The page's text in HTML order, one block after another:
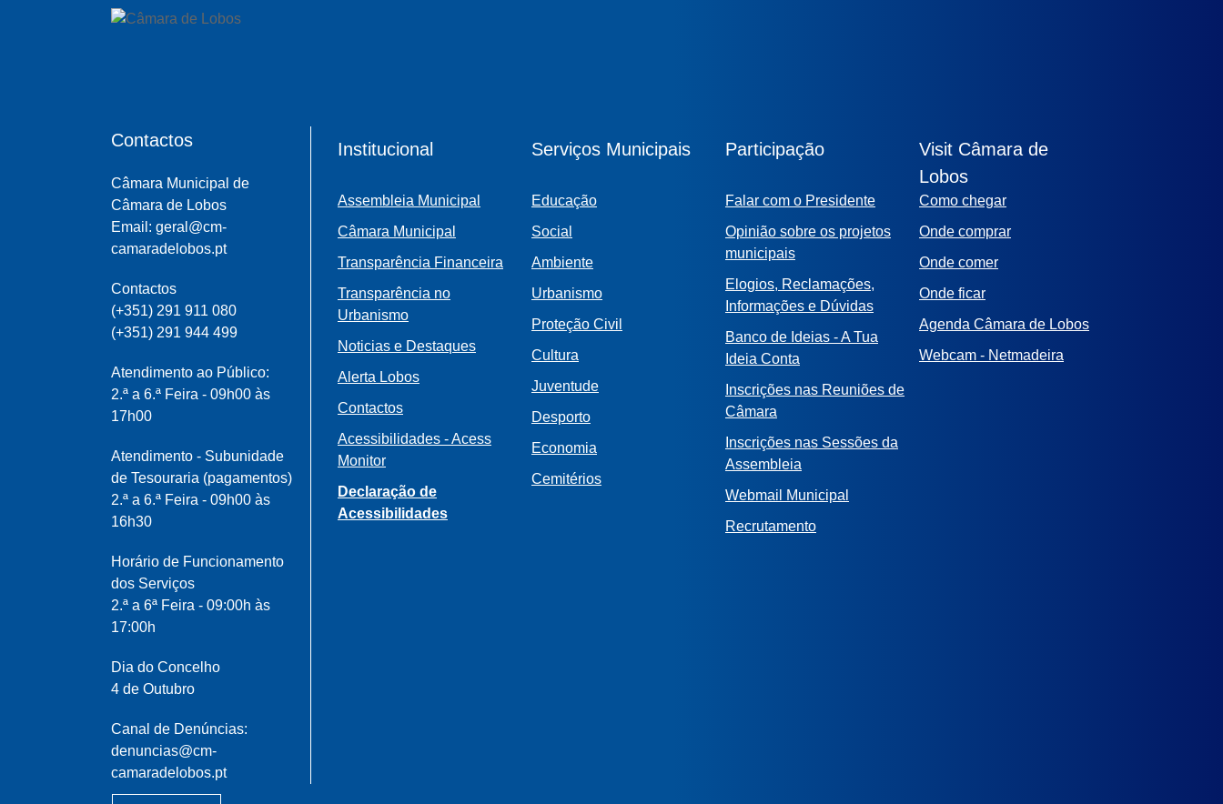
Contactos
Câmara Municipal de
Câmara de Lobos
Email: geral@cm-
camaradelobos.pt
Contactos
(+351) 291 911 080
(+351) 291 944 499
Atendimento ao Público:
2.ª a 6.ª Feira - 09h00 às
17h00
Atendimento - Subunidade
de Tesouraria (pagamentos)
2.ª a 6.ª Feira - 09h00 às
16h30
Horário de Funcionamento
dos Serviços
2.ª a 6ª Feira - 09:00h às
17:00h
Dia do Concelho
4 de Outubro
Canal de Denúncias:
denuncias@cm-
camaradelobos.pt
Institucional
Assembleia Municipal
Câmara Municipal
Transparência Financeira
Transparência no
Urbanismo
Noticias e Destaques
Alerta Lobos
Contactos
Acessibilidades - Acess
Monitor
Declaração de
Acessibilidades
Serviços Municipais
Educação
Social
Ambiente
Urbanismo
Proteção Civil
Cultura
Juventude
Desporto
Economia
Cemitérios
Participação
Falar com o Presidente
Opinião sobre os projetos
municipais
Elogios, Reclamações,
Informações e Dúvidas
Banco de Ideias - A Tua
Ideia Conta
Inscrições nas Reuniões de
Câmara
Inscrições nas Sessões da
Assembleia
Webmail Municipal
Recrutamento
Visit Câmara de
Lobos
Como chegar
Onde comprar
Onde comer
Onde ficar
Agenda Câmara de Lobos
Webcam - Netmadeira